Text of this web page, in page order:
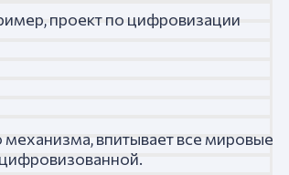
проект по цифровизации
впитывает все мировые